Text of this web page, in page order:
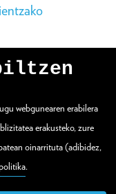
webgunearen erabilera
erakusteko, zure
oinarrituta (adibidez,
.